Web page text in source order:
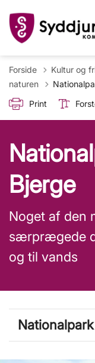
Forside Kultur og
naturen
Print
Bjerge
Noget af den
særprægede
og til vands